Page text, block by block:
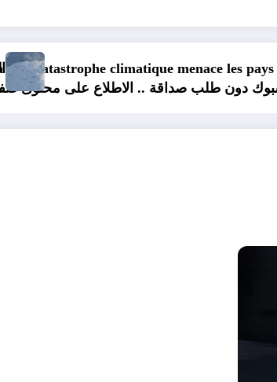
طلب صداقة
La pire catastrophe climatiqueالحرارة و الرياح و الأمطار و